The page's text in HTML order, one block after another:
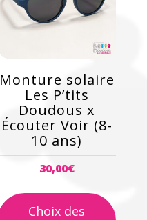
Monture solaire
Les P’tits
Doudous x
Écouter Voir (8-
10 ans)
30,00€
Choix des
variations.
peuvent
choisies
sur
produit